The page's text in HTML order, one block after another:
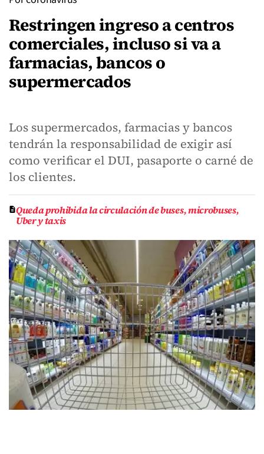
Restringen ingreso a centros
comerciales, incluso si va a
farmacias, bancos o
supermercados
Los supermercados, farmacias y bancos
tendrán la responsabilidad de exigir así
como verificar el DUI, pasaporte o carné de
los clientes.
Queda prohibida la circulación de buses, microbuses,
Uber y taxis